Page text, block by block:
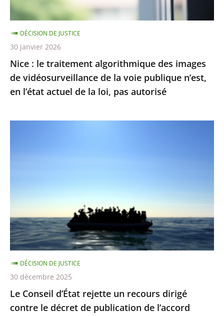
vidéosurveillance
de
la
voie
publique
n’est,
en
actuel
Nice : le traitement algorithmique des images
de vidéosurveillance de la voie publique n’est,
en l’état actuel de la loi, pas autorisé
DÉCISION DE JUSTICE
30 janvier 2026
recours
contre
le
décret
de
publication
de
l’accord
Le Conseil d’État rejette un recours dirigé
contre le décret de publication de l’accord
DÉCISION DE JUSTICE
30 décembre 2025